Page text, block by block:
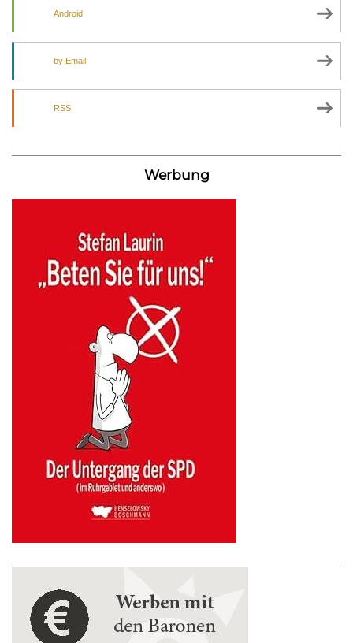
Android
by Email
RSS
Werbung